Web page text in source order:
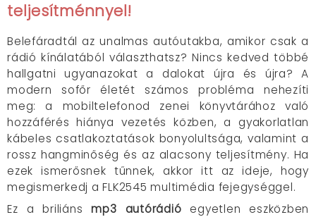
teljesítménnyel!
Belefáradtál az unalmas autóutakba, amikor csak a
rádió kínálatából választhatsz? Nincs kedved többé
hallgatni ugyanazokat a dalokat újra és újra? A
modern sofőr életét számos probléma nehezíti
meg: a mobiltelefonod zenei könyvtárához való
hozzáférés hiánya vezetés közben, a gyakorlatlan
kábeles csatlakoztatások bonyolultsága, valamint a
rossz hangminőség és az alacsony teljesítmény. Ha
ezek ismerősnek tűnnek, akkor itt az ideje, hogy
megismerkedj a FLK2545 multimédia fejegységgel.
Ez a briliánsmp3 autórádió egyetlen eszközben